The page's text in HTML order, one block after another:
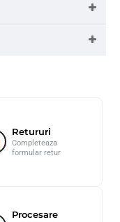
Retururi
Completeaza
formular retur
Procesare